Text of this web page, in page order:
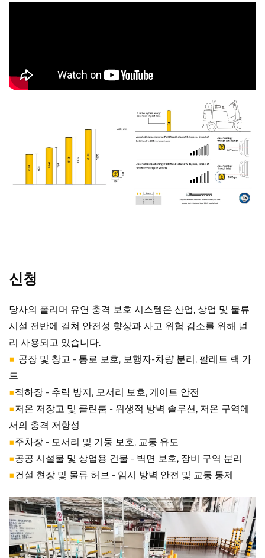
신청
당사의 폴리머 유연 충격 보호 시스템은 산업, 상업 및 물류
시설 전반에 걸쳐 안전성 향상과 사고 위험 감소를 위해 널
리 사용되고 있습니다.
■ 공장 및 창고 - 통로 보호, 보행자-차량 분리, 팔레트 랙 가
드
■적하장 - 추락 방지, 모서리 보호, 게이트 안전
■저온 저장고 및 클린룸 - 위생적 방벽 솔루션, 저온 구역에
서의 충격 저항성
■주차장 - 모서리 및 기둥 보호, 교통 유도
■공공 시설물 및 상업용 건물 - 벽면 보호, 장비 구역 분리
■건설 현장 및 물류 허브 - 임시 방벽 안전 및 교통 통제